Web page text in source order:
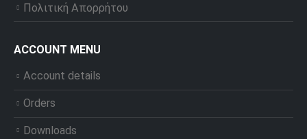
Πολιτική Απορρήτου
ACCOUNT MENU
Account details
Orders
Downloads